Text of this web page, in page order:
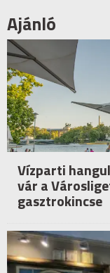
Ajánló
Vízparti
vár a
gasztrokincse